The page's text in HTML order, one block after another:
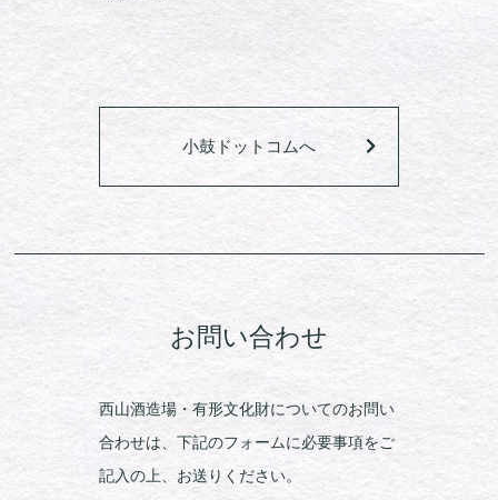
小鼓ドットコムへ
お問い合わせ
西山酒造場・有形文化財についてのお問い
合わせは、下記のフォームに必要事項をご
記入の上、お送りください。